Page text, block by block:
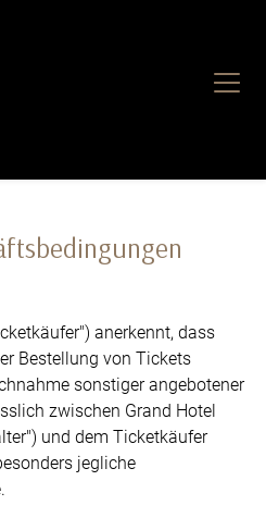
anerkennt, dass
Bestellung von Tickets
sonstiger angebotener
zwischen Grand Hotel
und dem Ticketkäufer
jegliche